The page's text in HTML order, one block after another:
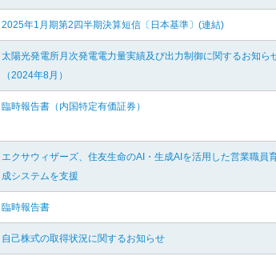
2025年1月期第2四半期決算短信〔日本基準〕(連結)
太陽光発電所月次発電電力量実績及び出力制御に関するお知ら
（2024年8月）
臨時報告書（内国特定有価証券）
エクサウィザーズ、住友生命のAI・生成AIを活用した営業職員
成システムを支援
臨時報告書
自己株式の取得状況に関するお知らせ